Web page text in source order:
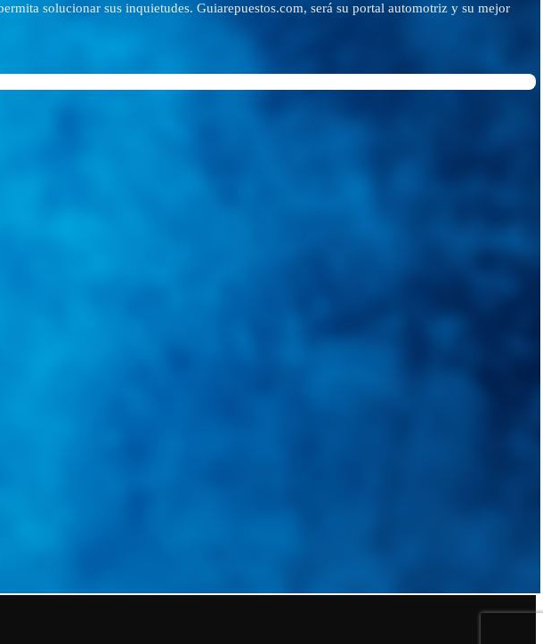
solucionar sus inquietudes. Guiarepuestos.com, será su portal automotriz y su mejor